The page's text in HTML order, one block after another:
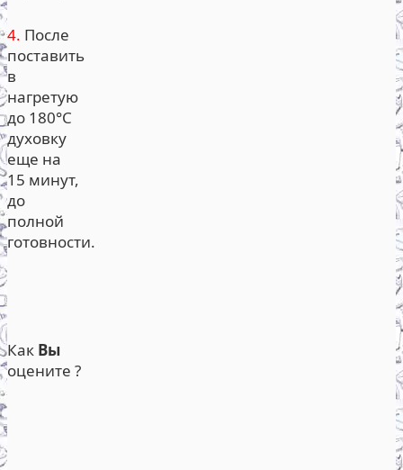
4. После
поставить
в
нагретую
до 180°С
духовку
еще на
15 минут,
до
полной
готовности.
Как Вы
оцените ?